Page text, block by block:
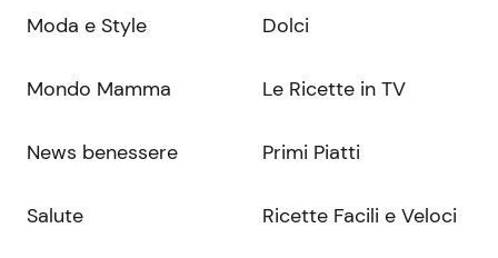
Moda e Style
Mondo Mamma
News benessere
Salute
Dolci
Le Ricette in TV
Primi Piatti
Ricette Facili e Veloci